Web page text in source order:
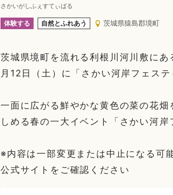
さかいがしふぇすてぃばる
体験する 自然とふれあう 茨城県猿島郡境町
茨城県境町を流れる利根川河川敷に
月12日（土）に「さかい河岸フェステ
一面に広がる鮮やかな黄色の菜の花
しめる春の一大イベント「さかい河
※内容は一部変更または中止になる可
公式サイトをご確認ください